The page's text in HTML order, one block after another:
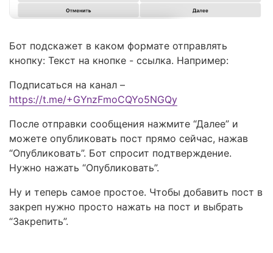
Бот подскажет в каком формате отправлять
кнопку: Текст на кнопке - ссылка. Например:
Подписаться на канал –
https://t.me/+GYnzFmoCQYo5NGQy
После отправки сообщения нажмите “Далее” и
можете опубликовать пост прямо сейчас, нажав
“Опубликовать”. Бот спросит подтверждение.
Нужно нажать “Опубликовать”.
Ну и теперь самое простое. Чтобы добавить пост в
закреп нужно просто нажать на пост и выбрать
“Закрепить”.